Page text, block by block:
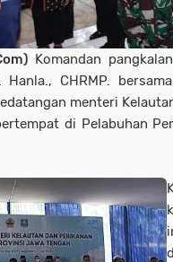
Komandan
Hanla., CHRMP.
menteri
di Pelabuhan